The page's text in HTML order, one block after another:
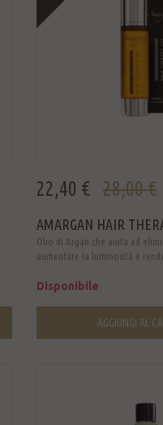
22,40 € 28,00 €
AMARGAN HAIR
Olio di Argan che aiuta ad
aumentare la luminosità e
Disponibile
AGGIUNGI AL